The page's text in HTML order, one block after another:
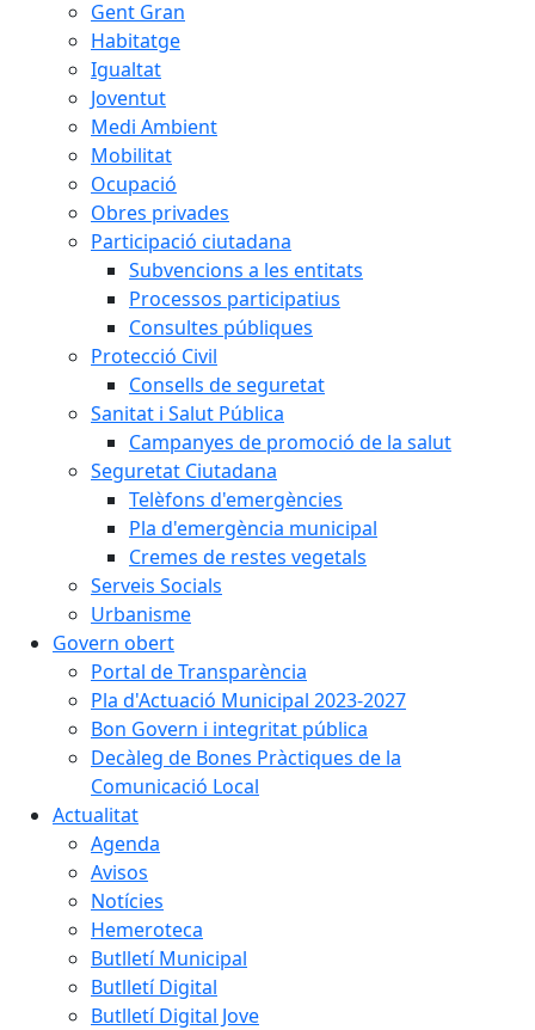
Gent Gran
Habitatge
Igualtat
Joventut
Medi Ambient
Mobilitat
Ocupació
Obres privades
Participació ciutadana
Subvencions a les entitats
Processos participatius
Consultes públiques
Protecció Civil
Consells de seguretat
Sanitat i Salut Pública
Campanyes de promoció de la salut
Seguretat Ciutadana
Telèfons d'emergències
Pla d'emergència municipal
Cremes de restes vegetals
Serveis Socials
Urbanisme
Govern obert
Portal de Transparència
Pla d'Actuació Municipal 2023-2027
Bon Govern i integritat pública
Decàleg de Bones Pràctiques de la
Comunicació Local
Actualitat
Agenda
Avisos
Notícies
Hemeroteca
Butlletí Municipal
Butlletí Digital
Butlletí Digital Jove